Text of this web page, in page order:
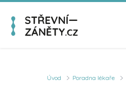
Úvod Poradna lékaře